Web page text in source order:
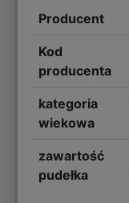
Producent
Kod
producenta
kategoria
wiekowa
zawartość
pudełka